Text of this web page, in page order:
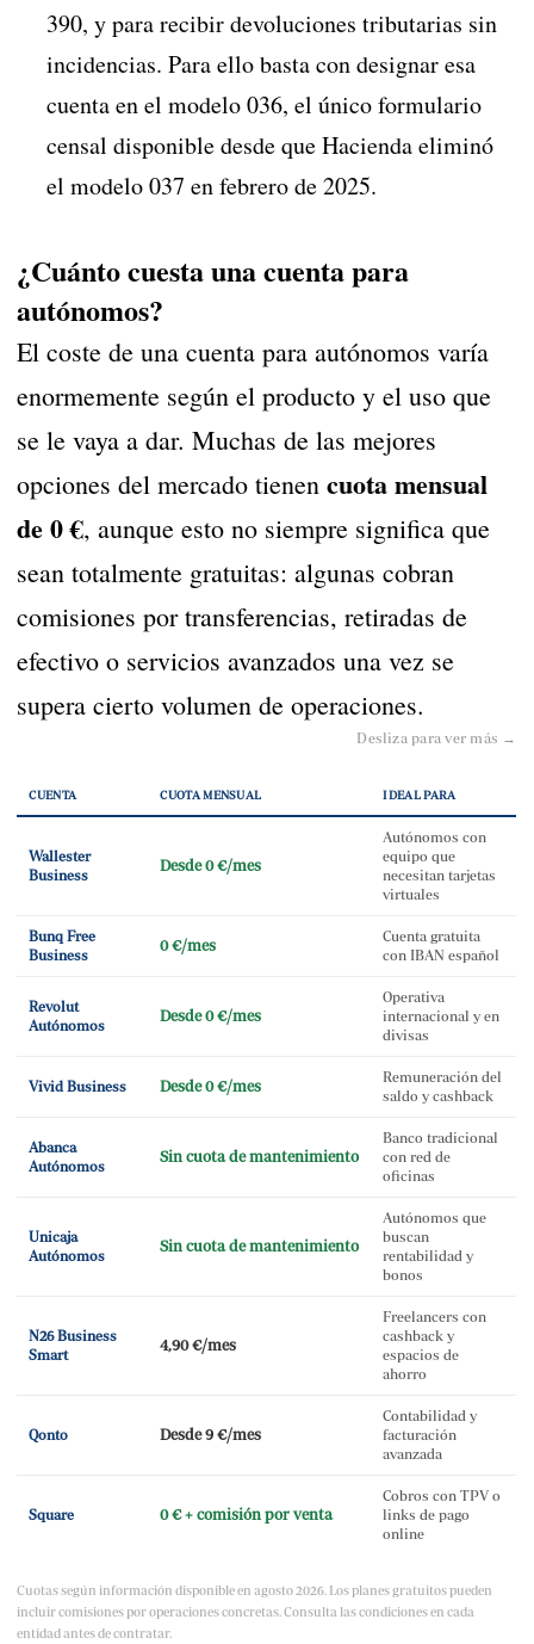
390, y para recibir devoluciones tributarias sin
incidencias. Para ello basta con designar esa
cuenta en el modelo 036, el único formulario
censal disponible desde que Hacienda eliminó
el modelo 037 en febrero de 2025.
¿Cuánto cuesta una cuenta para
autónomos?
El coste de una cuenta para autónomos varía
enormemente según el producto y el uso que
se le vaya a dar. Muchas de las mejores
opciones del mercado tienencuota mensual
de 0 €, aunque esto no siempre significa que
sean totalmente gratuitas: algunas cobran
comisiones por transferencias, retiradas de
efectivo o servicios avanzados una vez se
supera cierto volumen de operaciones.
Desliza para ver más →
CUENTA CUOTA MENSUAL IDEAL PARA
Wallester
Business
Desde 0 €/mes
Autónomos con
equipo que
necesitan tarjetas
virtuales
Bunq Free
Business
0 €/mes
Cuenta gratuita
con IBAN español
Revolut
Autónomos
Desde 0 €/mes
Operativa
internacional y en
divisas
Vivid Business Desde 0 €/mes
Remuneración del
saldo y cashback
Abanca
Autónomos
Sin cuota de mantenimiento
Banco tradicional
con red de
oficinas
Unicaja
Autónomos
Sin cuota de mantenimiento
Autónomos que
buscan
rentabilidad y
bonos
N26 Business
Smart
4,90 €/mes
Freelancers con
cashback y
espacios de
ahorro
Qonto Desde 9 €/mes
Contabilidad y
facturación
avanzada
Square 0 € + comisión por venta
Cobros con TPV o
links de pago
online
Cuotas según información disponible en agosto 2026. Los planes gratuitos pueden
incluir comisiones por operaciones concretas. Consulta las condiciones en cada
entidad antes de contratar.